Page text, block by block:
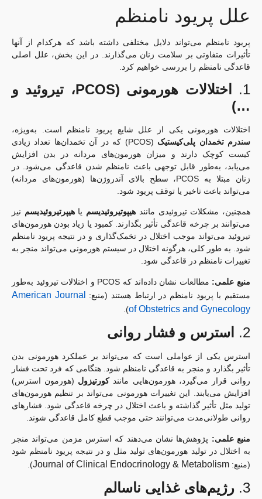
علل پریود نامنظم
پریود نامنظم می‌تواند دلایل مختلفی داشته باشد که هرکدام از آنها
تأثیرات متفاوتی بر سلامت زنان می‌گذارند. در این بخش، علل اصلی
قاعدگی نامنظم را بررسی خواهیم کرد.
1.
اختلالات هورمونی (PCOS، تیروئید و
…)
اختلالات هورمونی یکی از علل شایع پریود نامنظم است. به‌ویژه،
سندرم تخمدان پلی‌کیستیک
(PCOS) که در آن تخمدان‌ها تعداد زیادی
کیست کوچک دارند و میزان هورمون‌های مردانه در بدن افزایش
می‌یابد، به‌طور قابل توجهی باعث نامنظم شدن قاعدگی می‌شود. در
زنان مبتلا به PCOS، سطح بالای آندروژن‌ها (هورمون‌های مردانه)
می‌تواند باعث تاخیر یا توقف پریود شود.
همچنین، مشکلات تیروئیدی مانندهیپوتیروئیدیسمیاهیپرتیروئیدیسمنیز
می‌توانند بر چرخه قاعدگی تأثیر بگذارند. کمبود یا زیاد بودن هورمون‌های
تیروئید می‌تواند موجب اختلال در تخمک‌گذاری و در نتیجه پریود نامنظم
شود. به طور کلی، هرگونه اختلال در سیستم هورمونی می‌تواند منجر به
تغییرات نامنظم در قاعدگی شود.
منبع علمی:
مطالعات نشان داده‌اند که PCOS و اختلالات تیروئید به‌طور
مستقیم با پریود نامنظم در ارتباط هستند (منبع:American Journal
of Obstetrics and Gynecology
).
2. استرس و فشار روانی
استرس یکی از عواملی است که می‌تواند بر عملکرد هورمونی بدن
تأثیر بگذارد و منجر به قاعدگی نامنظم شود. هنگامی که فرد تحت فشار
روانی قرار می‌گیرد، هورمون‌هایی مانندکورتیزول(هورمون استرس)
افزایش می‌یابند. این تغییرات هورمونی می‌تواند بر تنظیم هورمون‌های
تولید مثل تأثیر گذاشته و باعث اختلال در چرخه قاعدگی شود. فشارهای
روانی طولانی‌مدت می‌توانند حتی موجب قطع کامل قاعدگی شوند.
منبع علمی: پژوهش‌ها نشان می‌دهند که استرس مزمن می‌تواند منجر
به اختلال در تولید هورمون‌های تولید مثل و در نتیجه پریود نامنظم شود
(منبع:Journal of Clinical Endocrinology & Metabolism
).
3. رژیم‌های غذایی ناسالم